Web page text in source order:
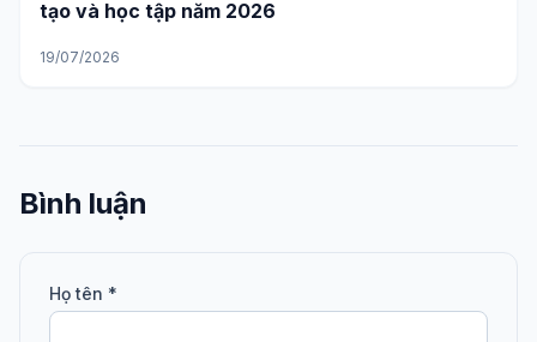
tạo và học tập năm 2026
19/07/2026
Bình luận
Họ tên *